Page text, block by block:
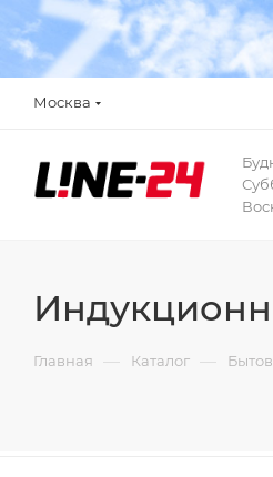
Москва
Главная — Каталог —